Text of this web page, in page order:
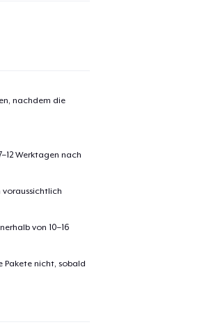
nachdem die
Werktagen nach
voraussichtlich
von 10–16
Pakete nicht, sobald